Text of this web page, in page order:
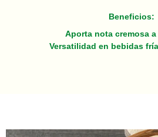
Beneficios:
Aporta nota cremosa
Versatilidad en bebidas